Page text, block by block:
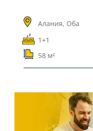
Алания, Оба
1+1
58 м²